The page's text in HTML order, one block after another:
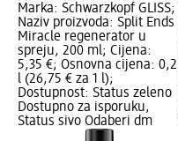
Marka: Schwarzkopf GLISS;
Naziv proizvoda: Split Ends
Miracle regenerator u
spreju, 200 ml; Cijena:
5,35 €; Osnovna cijena: 0,2
l (26,75 € za 1 l);
Dostupnost: Status zeleno
Dostupno za isporuku,
Status sivo Odaberi dm